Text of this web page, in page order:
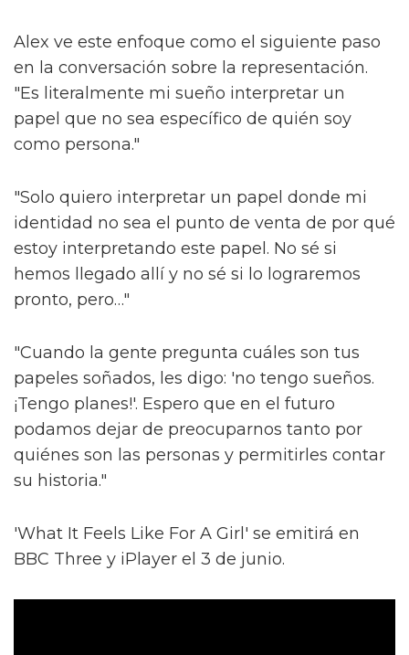
Alex ve este enfoque como el siguiente paso
en la conversación sobre la representación.
"Es literalmente mi sueño interpretar un
papel que no sea específico de quién soy
como persona."
"Solo quiero interpretar un papel donde mi
identidad no sea el punto de venta de por qué
estoy interpretando este papel. No sé si
hemos llegado allí y no sé si lo lograremos
pronto, pero…"
"Cuando la gente pregunta cuáles son tus
papeles soñados, les digo: 'no tengo sueños.
¡Tengo planes!'. Espero que en el futuro
podamos dejar de preocuparnos tanto por
quiénes son las personas y permitirles contar
su historia."
'What It Feels Like For A Girl' se emitirá en
BBC Three y iPlayer el 3 de junio.